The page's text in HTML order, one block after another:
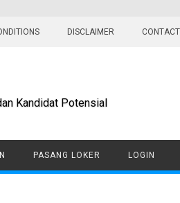
DISCLAIMER
Kandidat Potensial
PASANG LOKER LOGIN